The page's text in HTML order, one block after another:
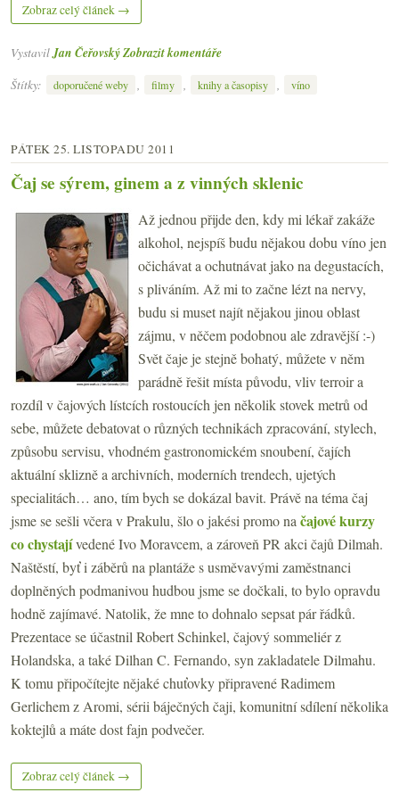
Zobraz celý článek →
VystavilJan ČeřovskýZobrazit komentáře
Štítky:
doporučené weby , filmy , knihy a časopisy , víno
PÁTEK 25. LISTOPADU 2011
Čaj se sýrem, ginem a z vinných sklenic
Až jednou přijde den, kdy mi lékař zakáže
alkohol, nejspíš budu nějakou dobu víno jen
očichávat a ochutnávat jako na degustacích,
s pliváním. Až mi to začne lézt na nervy,
budu si muset najít nějakou jinou oblast
zájmu, v něčem podobnou ale zdravější :-)
Svět čaje je stejně bohatý, můžete v něm
parádně řešit místa původu, vliv terroir a
rozdíl v čajových lístcích rostoucích jen několik stovek metrů od
sebe, můžete debatovat o různých technikách zpracování, stylech,
způsobu servisu, vhodném gastronomickém snoubení, čajích
aktuální sklizně a archivních, moderních trendech, ujetých
specialitách… ano, tím bych se dokázal bavit. Právě na téma čaj
jsme se sešli včera v Prakulu, šlo o jakési promo načajové kurzy
co chystajívedené Ivo Moravcem, a zároveň PR akci čajů Dilmah.
Naštěstí, byť i záběrů na plantáže s usměvavými zaměstnanci
doplněných podmanivou hudbou jsme se dočkali, to bylo opravdu
hodně zajímavé. Natolik, že mne to dohnalo sepsat pár řádků.
Prezentace se účastnil Robert Schinkel, čajový sommeliér z
Holandska, a také Dilhan C. Fernando, syn zakladatele Dilmahu.
K tomu připočítejte nějaké chuťovky připravené Radimem
Gerlichem z Aromi, sérii báječných čaji, komunitní sdílení několika
koktejlů a máte dost fajn podvečer.
Zobraz celý článek →